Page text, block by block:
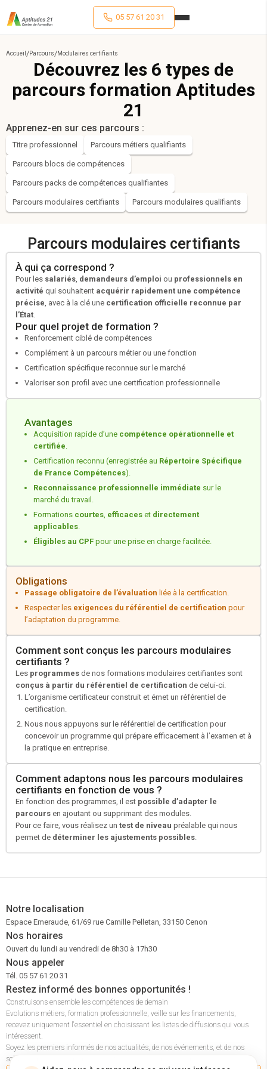
05 57 61 20 31
Accueil /Parcours/Modulaires certifiants
Découvrez les 6 types de
parcours formation Aptitudes
21
Apprenez-en sur ces parcours :
Titre professionnel Parcours métiers qualifiants
Parcours blocs de compétences
Parcours packs de compétences qualifiantes
Parcours modulaires certifiants Parcours modulaires qualifiants
Parcours modulaires certifiants
À qui ça correspond ?
Pour les salariés, demandeurs d’emploi ou professionnels en
activité qui souhaitent acquérir rapidement une compétence
précise, avec à la clé une certification officielle reconnue par
l’État.
Pour quel projet de formation ?
Renforcement ciblé de compétences
Complément à un parcours métier ou une fonction
Certification spécifique reconnue sur le marché
Valoriser son profil avec une certification professionnelle
Avantages
Acquisition rapide d’une compétence opérationnelle et
certifiée.
Certification reconnu (enregistrée au Répertoire Spécifique
de France Compétences).
Reconnaissance professionnelle immédiate sur le
marché du travail.
Formations courtes, efficaces et directement
applicables.
Éligibles au CPF pour une prise en charge facilitée.
Obligations
Passage obligatoire de l’évaluation liée à la certification.
Respecter les exigences du référentiel de certification pour
l’adaptation du programme.
Comment sont conçus les parcours modulaires
certifiants ?
Les programmes de nos formations modulaires certifiantes sont
conçus à partir du référentiel de certification de celui-ci.
L’organisme certificateur construit et émet un référentiel de
certification.
Nous nous appuyons sur le référentiel de certification pour
concevoir un programme qui prépare efficacement à l’examen et à
la pratique en entreprise.
Comment adaptons nous les parcours modulaires
certifiants en fonction de vous ?
En fonction des programmes, il est possible d’adapter le
parcours en ajoutant ou supprimant des modules.
Pour ce faire, vous réalisez un test de niveau préalable qui nous
permet de déterminer les ajustements possibles.
Notre localisation
Espace Emeraude, 61/69 rue Camille Pelletan, 33150 Cenon
Nos horaires
Ouvert du lundi au vendredi de 8h30 à 17h30
Nous appeler
Tél. 05 57 61 20 31
Restez informé des bonnes opportunités !
Construisons ensemble les compétences de demain
Evolutions métiers, formation professionnelle, veille sur les financements,
recevez uniquement l'essentiel en choisissant les listes de diffusions qui vous
intéressent.
Soyez les premiers informés de nos actualités, de nos événements, et de nos
solutions pour accompagner les entreprises et les parcours professionnels.